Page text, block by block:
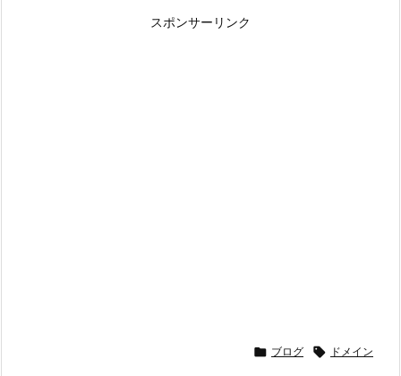
スポンサーリンク
 ブログ  ドメイン